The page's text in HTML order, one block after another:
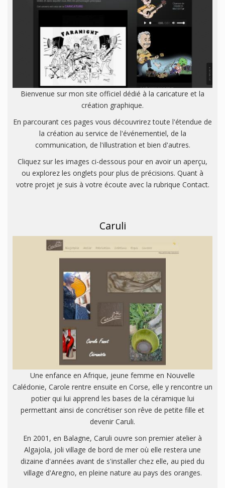
Bienvenue sur mon site officiel dédié à la caricature et la
création graphique.
En parcourant ces pages vous découvrirez toute l'étendue de
la création au service de l'événementiel, de la
communication, de l'illustration et bien d'autres.
Cliquez sur les images ci-dessous pour en avoir un aperçu,
ou explorez les onglets pour plus de précisions. Quant à
votre projet je suis à votre écoute avec la rubrique Contact.
Caruli
Une enfance en Afrique, jeune femme en Nouvelle
Calédonie, Carole rentre ensuite en Corse, elle y rencontre un
potier qui lui apprend les bases de la céramique lui
permettant ainsi de concrétiser son rêve de petite fille et
devenir Caruli.
En 2001, en Balagne, Caruli ouvre son premier atelier à
Algajola, joli village de bord de mer où elle restera une
dizaine d'années avant de s'installer chez elle, au pied du
village d'Aregno, en pleine nature au pays des oranges.